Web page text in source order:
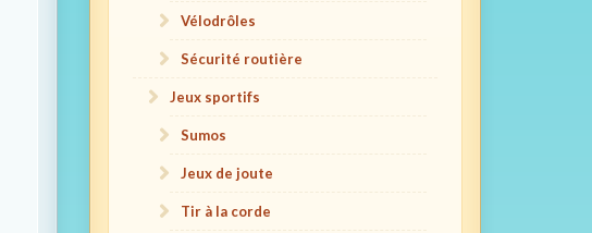
Vélodrôles
Sécurité routière
Jeux sportifs
Sumos
Jeux de joute
Tir à la corde